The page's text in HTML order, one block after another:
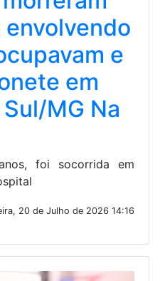
e
em
MG Na
foi socorrida em
20 de Julho de 2026 14:16